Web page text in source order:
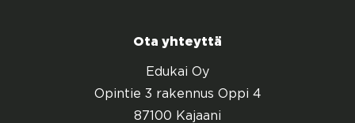
Ota yhteyttä
Edukai Oy
Opintie 3 rakennus Oppi 4
87100 Kajaani